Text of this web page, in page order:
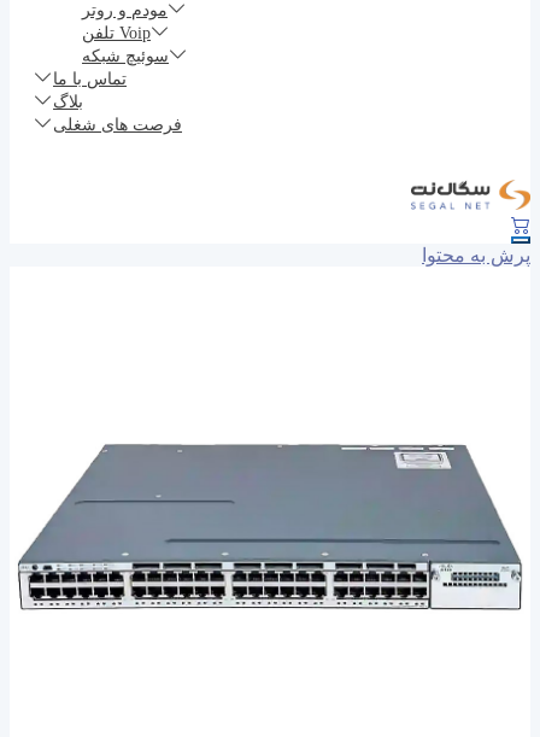
مودم و روتر
تلفن Voip
سوئیچ شبکه
تماس با ما
بلاگ
فرصت های شغلی
پرش به محتوا